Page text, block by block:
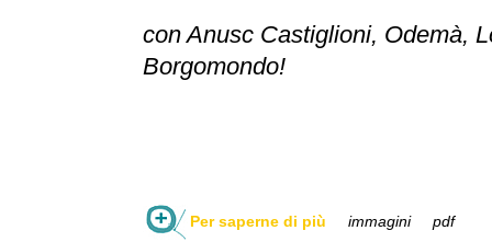
con Anusc Castiglioni, Odemà,
Borgomondo!
Per saperne di più immagini pdf